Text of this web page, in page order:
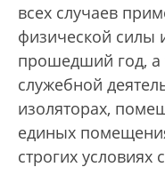
всех случаев
физической силы
прошедший год, а
служебной
изоляторах,
единых
строгих условиях